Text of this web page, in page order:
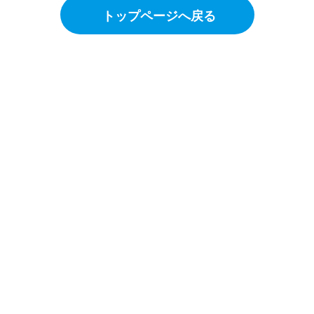
トップページへ戻る